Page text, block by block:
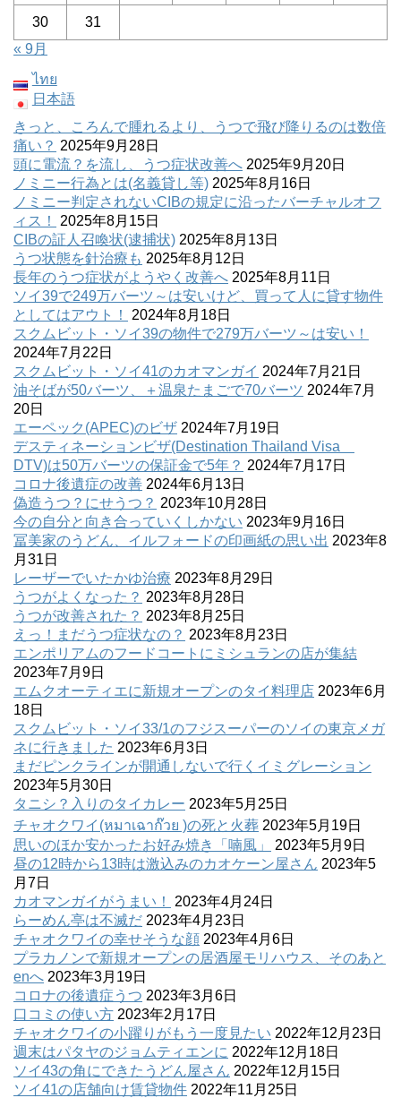
30
31
« 9月
ไทย
日本語
きっと、ころんで腫れるより、うつで飛び降りるのは数倍
痛い？ 2025年9月28日
頭に電流？を流し、うつ症状改善へ 2025年9月20日
ノミニー行為とは(名義貸し等) 2025年8月16日
ノミニー判定されないCIBの規定に沿ったバーチャルオフ
ィス！
2025年8月15日
CIBの証人召喚状(逮捕状) 2025年8月13日
うつ状態を針治療も 2025年8月12日
長年のうつ症状がようやく改善へ 2025年8月11日
ソイ39で249万バーツ～は安いけど、買って人に貸す物件
としてはアウト！
2024年8月18日
スクムビット・ソイ39の物件で279万バーツ～は安い！
2024年7月22日
スクムビット・ソイ41のカオマンガイ 2024年7月21日
油そばが50バーツ、＋温泉たまごで70バーツ 2024年7月
20日
エーペック(APEC)のビザ 2024年7月19日
デスティネーションビザ(Destination Thailand Visa
DTV)は50万バーツの保証金で5年？ 2024年7月17日
コロナ後遺症の改善 2024年6月13日
偽造うつ？にせうつ？ 2023年10月28日
今の自分と向き合っていくしかない 2023年9月16日
冨美家のうどん、イルフォードの印画紙の思い出 2023年8
月31日
レーザーでいたかゆ治療 2023年8月29日
うつがよくなった？ 2023年8月28日
うつが改善された？ 2023年8月25日
えっ！まだうつ症状なの？ 2023年8月23日
エンポリアムのフードコートにミシュランの店が集結
2023年7月9日
エムクオーティエに新規オープンのタイ料理店 2023年6月
18日
スクムビット・ソイ33/1のフジスーパーのソイの東京メガ
ネに行きました 2023年6月3日
まだピンクラインが開通しないで行くイミグレーション
2023年5月30日
タニシ？入りのタイカレー 2023年5月25日
チャオクワイ(หมาเฉาก๊วย )の死と火葬 2023年5月19日
思いのほか安かったお好み焼き「喃風」
2023年5月9日
昼の12時から13時は激込みのカオケーン屋さん 2023年5
月7日
カオマンガイがうまい！
2023年4月24日
らーめん亭は不滅だ 2023年4月23日
チャオクワイの幸せそうな顔 2023年4月6日
プラカノンで新規オープンの居酒屋モリハウス、そのあと
enへ 2023年3月19日
コロナの後遺症うつ 2023年3月6日
口コミの使い方 2023年2月17日
チャオクワイの小躍りがもう一度見たい 2022年12月23日
週末はパタヤのジョムティエンに 2022年12月18日
ソイ43の角にできたうどん屋さん 2022年12月15日
ソイ41の店舗向け賃貸物件 2022年11月25日